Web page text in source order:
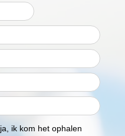
ja, ik kom het ophalen